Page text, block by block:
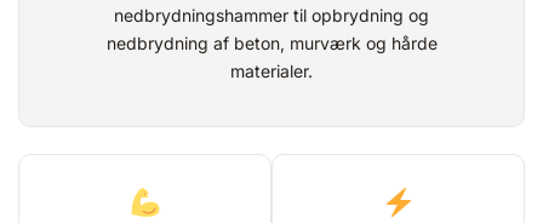
nedbrydningshammer til opbrydning og
nedbrydning af beton, murværk og hårde
materialer.